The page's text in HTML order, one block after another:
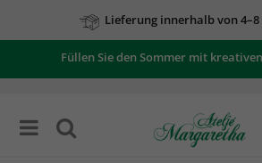
Lieferung innerhalb von 4–8
Füllen Sie den Sommer mit